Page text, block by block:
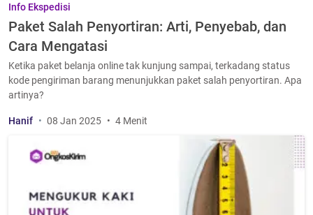
Info Ekspedisi
Paket Salah Penyortiran: Arti, Penyebab, dan
Cara Mengatasi
Ketika paket belanja online tak kunjung sampai, terkadang status
kode pengiriman barang menunjukkan paket salah penyortiran. Apa
artinya?
Hanif 08 Jan 2025 4 Menit